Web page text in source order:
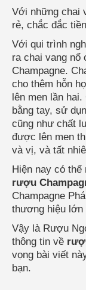
Với những chai
rẻ, chắc đắc
Với qui trình
ra chai vang nổ
Champagne.
cho thêm hỗn
lên men lần
bằng tay, sử
cũng như chất
được lên men
và vị, và tất
Hiện nay có
rượu
Champagne
thương hiệu
Vậy là Rượu
thông tin về
vọng bài viết
bạn.